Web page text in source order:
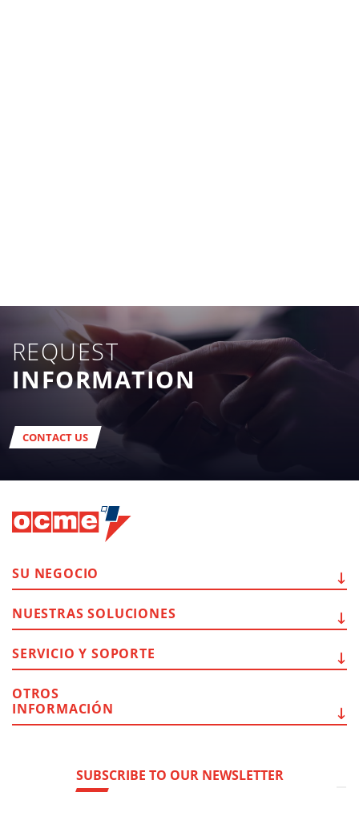
REQUEST
INFORMATION
CONTACT US
SUBSCRIBE TO OUR NEWSLETTER
SU NEGOCIO
NUESTRAS SOLUCIONES
SERVICIO Y SOPORTE
OTROS
INFORMACIÓN